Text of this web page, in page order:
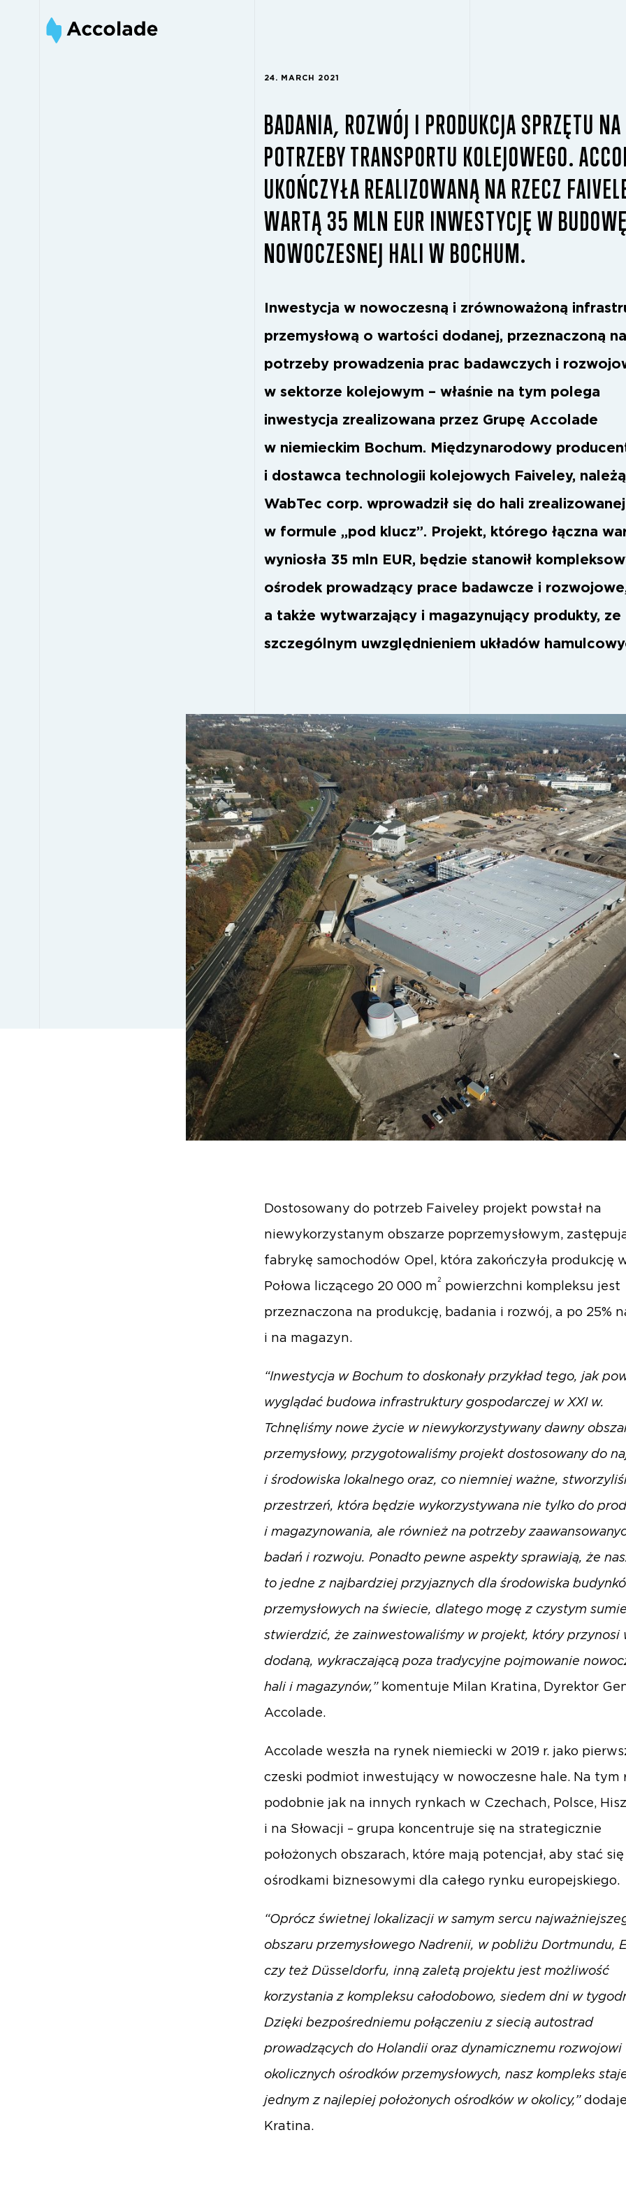
24. MARCH 2021
BADANIA, ROZWÓJ I PRODUKCJA SPRZĘTU NA
POTRZEBY TRANSPORTU KOLEJOWEGO.
UKOŃCZYŁA REALIZOWANĄ NA RZECZ
WARTĄ 35 MLN EUR INWESTYCJĘ W
NOWOCZESNEJ HALI W BOCHUM.
Inwestycja w nowoczesną i zrównoważoną
przemysłową o wartości dodanej, przeznaczoną na
potrzeby prowadzenia prac badawczych i
w sektorze kolejowym – właśnie na tym polega
inwestycja zrealizowana przez Grupę Accolade
w niemieckim Bochum. Międzynarodowy
i dostawca technologii kolejowych Faiveley,
WabTec corp. wprowadził się do hali zrealizowanej
w formule „pod klucz”. Projekt, którego łączna
wyniosła 35 mln EUR, będzie stanowił
ośrodek prowadzący prace badawcze i
a także wytwarzający i magazynujący produkty, ze
szczególnym uwzględnieniem układów
Dostosowany do potrzeb Faiveley projekt powstał na
niewykorzystanym obszarze poprzemysłowym,
fabrykę samochodów Opel, która zakończyła produkcję
Połowa liczącego 20 000 m2 powierzchni kompleksu jest
przeznaczona na produkcję, badania i rozwój, a po 25%
i na magazyn.
“Inwestycja w Bochum to doskonały przykład tego, jak
wyglądać budowa infrastruktury gospodarczej w XXI w.
Tchnęliśmy nowe życie w niewykorzystywany dawny
przemysłowy, przygotowaliśmy projekt dostosowany do
i środowiska lokalnego oraz, co niemniej ważne,
przestrzeń, która będzie wykorzystywana nie tylko do
i magazynowania, ale również na potrzeby
badań i rozwoju. Ponadto pewne aspekty sprawiają, że
to jedne z najbardziej przyjaznych dla środowiska
przemysłowych na świecie, dlatego mogę z czystym
stwierdzić, że zainwestowaliśmy w projekt, który przynosi
dodaną, wykraczającą poza tradycyjne pojmowanie
hali i magazynów,” komentuje Milan Kratina, Dyrektor
Accolade.
Accolade weszła na rynek niemiecki w 2019 r. jako
czeski podmiot inwestujący w nowoczesne hale. Na tym
podobnie jak na innych rynkach w Czechach, Polsce,
i na Słowacji – grupa koncentruje się na strategicznie
położonych obszarach, które mają potencjał, aby stać
ośrodkami biznesowymi dla całego rynku europejskiego.
“Oprócz świetnej lokalizacji w samym sercu
obszaru przemysłowego Nadrenii, w pobliżu Dortmundu,
czy też Düsseldorfu, inną zaletą projektu jest możliwość
korzystania z kompleksu całodobowo, siedem dni w
Dzięki bezpośredniemu połączeniu z siecią autostrad
prowadzących do Holandii oraz dynamicznemu rozwojowi
okolicznych ośrodków przemysłowych, nasz kompleks
jednym z najlepiej położonych ośrodków w okolicy,”
Kratina.